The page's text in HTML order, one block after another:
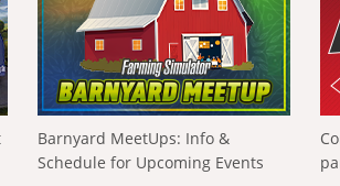
Barnyard MeetUps: Info &
Schedule for Upcoming Events